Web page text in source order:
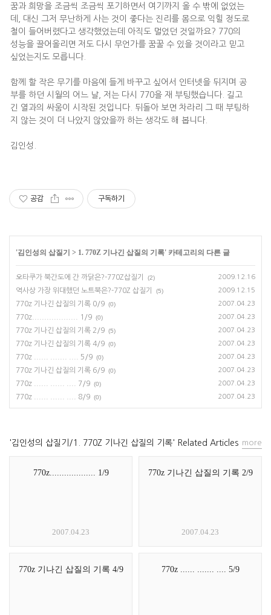
꿈과 희망을 조금씩 조금씩 포기하면서 여기까지 올 수 밖에 없었는
데, 대신 그저 무난하게 사는 것이 좋다는 진리를 몸으로 익힐 정도로
철이 들어버렸다고 생각했었는데 아직도 멀었던 것일까요? 770의
성능을 끌어올리면 저도 다시 무언가를 꿈꿀 수 있을 것이라고 믿고
싶었는지도 모릅니다.
함께 할 작은 무기를 마음에 들게 바꾸고 싶어서 인터넷을 뒤지며 공
부를 하던 시월의 어느 날, 저는 다시 770을 재 부팅했습니다. 길고
긴 열과의 싸움이 시작된 것입니다. 뒤돌아 보면 차라리 그 때 부팅하
지 않는 것이 더 나았지 않았을까 하는 생각도 해 봅니다.
김인성.
공감 구독하기
'김인성의 삽질기 > 1. 770Z 기나긴 삽질의 기록' 카테고리의 다른 글
오타쿠가 북간도에 간 까닭은?-770Z삽질기 (2) 2009.12.16
역사상 가장 위대했던 노트북은?-770Z 삽질기 (5) 2009.12.15
770z 기나긴 삽질의 기록 0/9 (0) 2007.04.23
770z................... 1/9 (0) 2007.04.23
770z 기나긴 삽질의 기록 2/9 (5) 2007.04.23
770z 기나긴 삽질의 기록 4/9 (0) 2007.04.23
770z ...... ....... .... 5/9 (0) 2007.04.23
770z 기나긴 삽질의 기록 6/9 (0) 2007.04.23
770z ...... ...... .... 7/9 (0) 2007.04.23
770z ...... ...... .... 8/9 (0) 2007.04.23
'김인성의 삽질기/1. 770Z 기나긴 삽질의 기록' Related Articles
770z................... 1/9
2007.04.23
770z 기나긴 삽질의 기록 2/9
2007.04.23
770z 기나긴 삽질의 기록 4/9 770z ...... ....... .... 5/9
more